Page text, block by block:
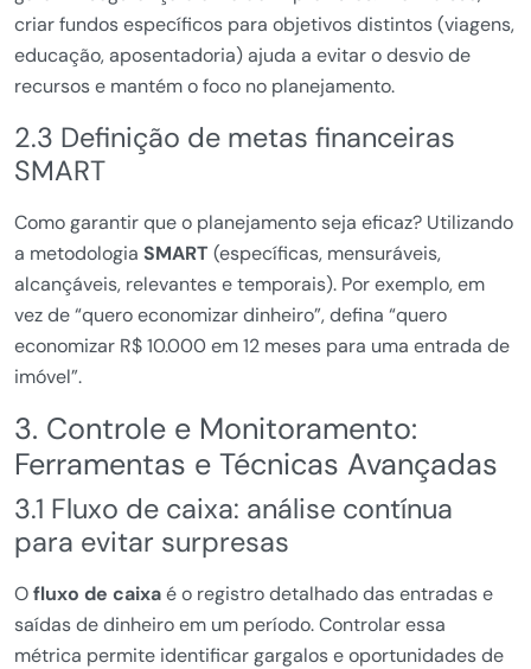
criar fundos específicos para objetivos distintos (viagens,
educação, aposentadoria) ajuda a evitar o desvio de
recursos e mantém o foco no planejamento.
2.3 Definição de metas financeiras
SMART
Como garantir que o planejamento seja eficaz? Utilizando
a metodologia SMART (específicas, mensuráveis,
alcançáveis, relevantes e temporais). Por exemplo, em
vez de “quero economizar dinheiro”, defina “quero
economizar R$ 10.000 em 12 meses para uma entrada de
imóvel”.
3. Controle e Monitoramento:
Ferramentas e Técnicas Avançadas
3.1 Fluxo de caixa: análise contínua
para evitar surpresas
Ofluxo de caixaé o registro detalhado das entradas e
saídas de dinheiro em um período. Controlar essa
métrica permite identificar gargalos e oportunidades de